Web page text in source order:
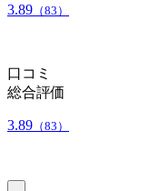
3.89 （83）
口コミ
総合評価
3.89 （83）